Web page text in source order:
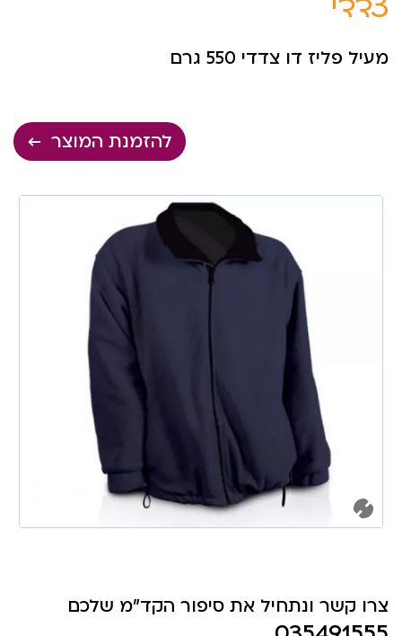
מעיל פליז דו צדדי 550 גרם
להזמנת המוצר
צרו קשר ונתחיל את סיפור הקד"מ שלכם